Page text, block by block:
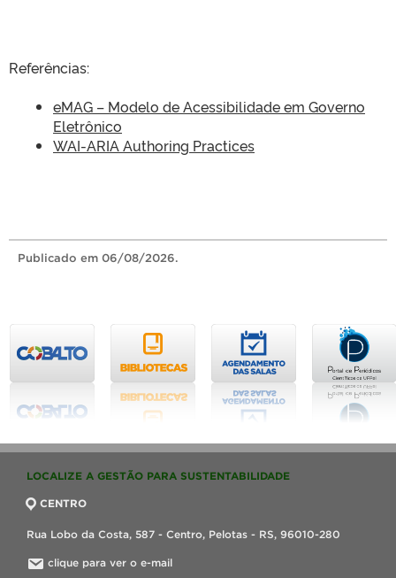
Referências:
eMAG – Modelo de Acessibilidade em Governo
Eletrônico
WAI-ARIA Authoring Practices
Publicado em 06/08/2026.
LOCALIZE A GESTÃO PARA SUSTENTABILIDADE
CENTRO
Rua Lobo da Costa, 587 - Centro, Pelotas - RS, 96010-280
clique para ver o e-mail